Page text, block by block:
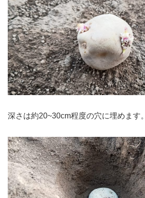
深さは約20~30cm程度の穴に埋めます。